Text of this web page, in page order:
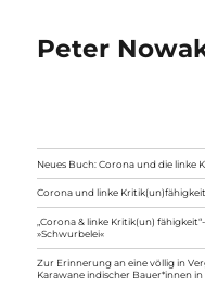
Peter
Neues Buch: Corona und die linke
Corona und linke
„Corona & linke Kritik(un)
»Schwurbelei«
Zur Erinnerung an eine völlig in
Karawane indischer Bauer*innen